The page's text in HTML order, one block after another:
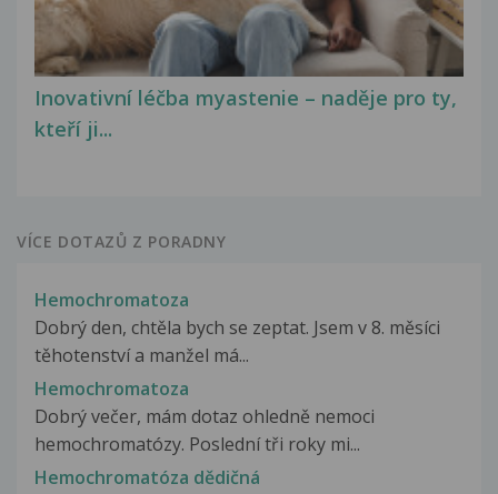
Inovativní léčba myastenie – naděje pro ty,
kteří ji...
VÍCE DOTAZŮ Z PORADNY
Hemochromatoza
Dobrý den, chtěla bych se zeptat. Jsem v 8. měsíci
těhotenství a manžel má...
Hemochromatoza
Dobrý večer, mám dotaz ohledně nemoci
hemochromatózy. Poslední tři roky mi...
Hemochromatóza dědičná